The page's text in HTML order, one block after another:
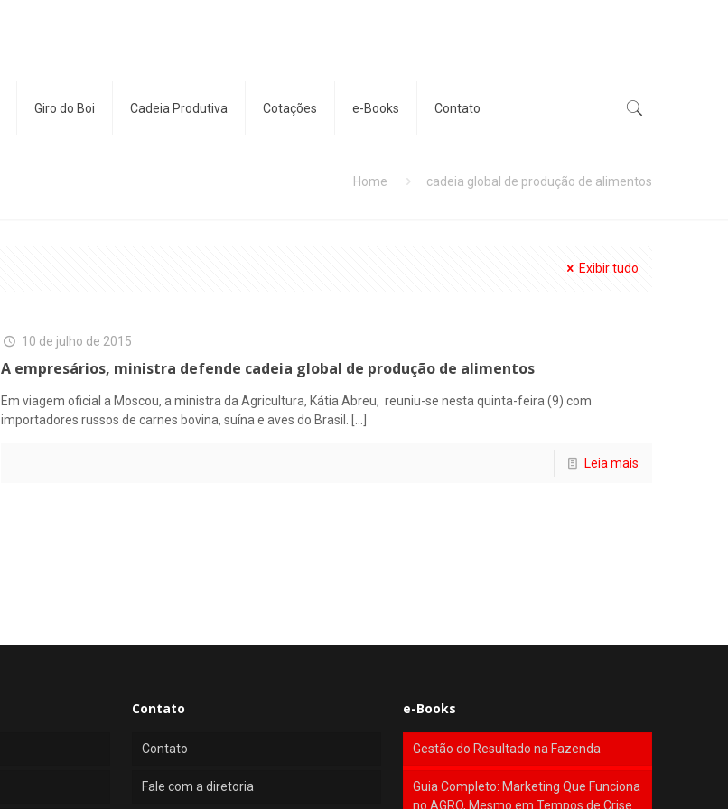
Giro do Boi Cadeia Produtiva Cotações e-Books Contato
Home cadeia global de produção de alimentos
Exibir tudo
10 de julho de 2015
A empresários, ministra defende cadeia global de produção de alimentos
Em viagem oficial a Moscou, a ministra da Agricultura, Kátia Abreu, reuniu-se nesta quinta-feira (9) com
importadores russos de carnes bovina, suína e aves do Brasil.
Leia mais
Contato
Contato
Fale com a diretoria
e-Books
Gestão do Resultado na Fazenda
Guia Completo: Marketing Que Funciona
no AGRO, Mesmo em Tempos de Crise